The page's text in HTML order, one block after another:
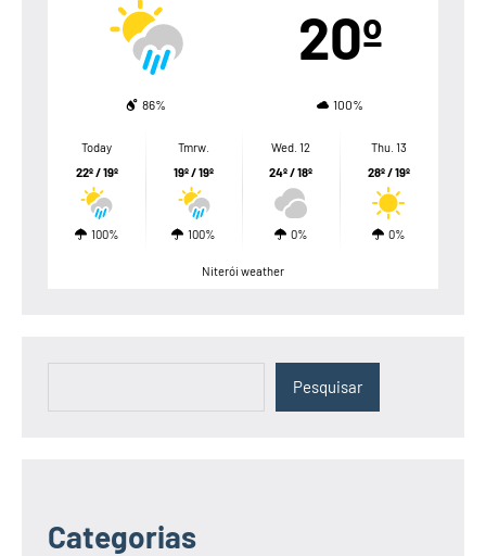
20º
86% 100%
Today
22º / 19º
100%
Tmrw.
19º / 19º
100%
Wed. 12
24º / 18º
0%
Thu. 13
28º / 19º
0%
Niterói weather
Pesquisar
Categorias